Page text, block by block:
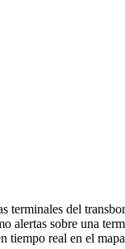
terminales del
alertas sobre una
real en el